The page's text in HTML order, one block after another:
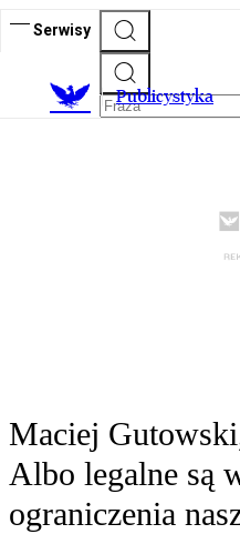
Serwisy
Publicystyka
Maciej
Albo legalne są
ograniczenia